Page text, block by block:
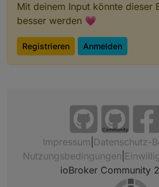
Mit deinem Input könnte dieser
besser werden 💗
Registrieren Anmelden
Community
Impressum Datenschutz-
Nutzungsbedingungen
ioBroker Community